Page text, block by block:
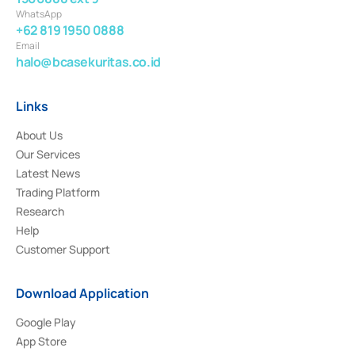
WhatsApp
+62 819 1950 0888
Email
halo@bcasekuritas.co.id
Links
About Us
Our Services
Latest News
Trading Platform
Research
Help
Customer Support
Download Application
Google Play
App Store